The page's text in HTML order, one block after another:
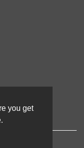
you get